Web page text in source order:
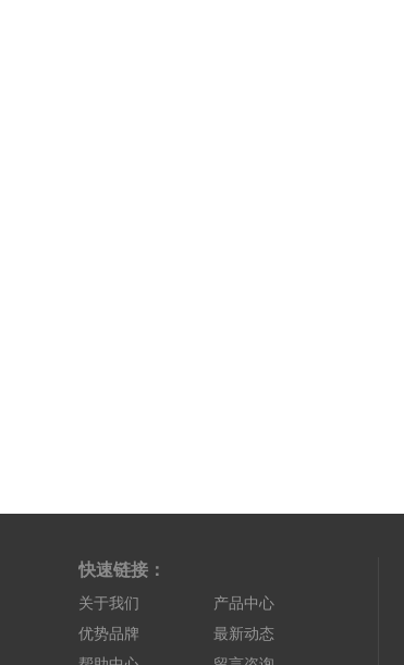
快速链接：
关于我们
产品中心
优势品牌
最新动态